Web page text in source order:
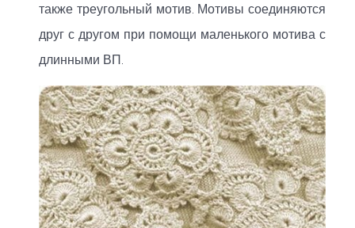
также треугольный мотив. Мотивы соединяются
друг с другом при помощи маленького мотива с
длинными ВП.